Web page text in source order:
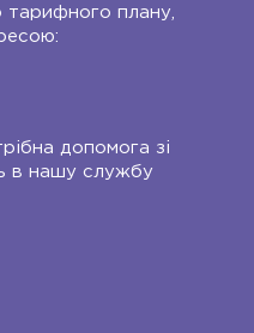
тарифного плану,
допомога зі
в нашу службу